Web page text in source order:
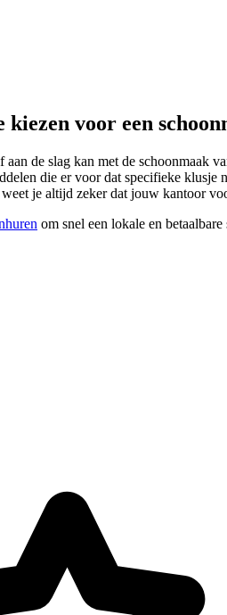
kiezen voor een
aan de slag kan met de schoonmaak
die er voor dat specifieke
je altijd zeker dat jouw kantoor
om snel een lokale en